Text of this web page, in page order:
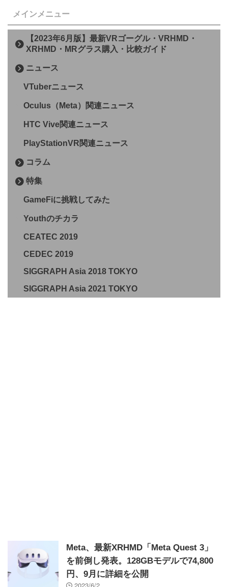
メインメニュー
【2023年6月版】最新VRゴーグル・VRHMD・
XRHMD・MRグラス購入・比較ガイド
ニュース
VTuberニュース
Oculus（Meta）関連ニュース
HTC Vive関連ニュース
PlayStationVR関連ニュース
コラム
特集
GameFiに挑戦してみた
Youthのチカラ
CEATEC 2019
CEDEC 2019
SIGGRAPH Asia 2018 TOKYO
SIGGRAPH Asia 2021 TOKYO
Meta、最新XRHMD「Meta Quest 3」
を前倒し発表。128GBモデルで74,800
円、9月に詳細を公開